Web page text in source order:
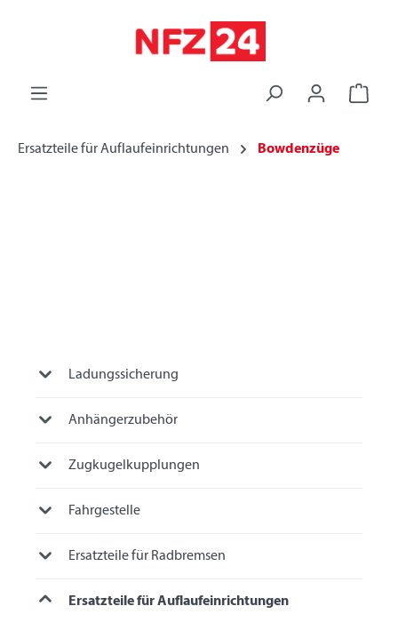
Ersatzteile für Auflaufeinrichtungen Bowdenzüge
Ladungssicherung
Anhängerzubehör
Zugkugelkupplungen
Fahrgestelle
Ersatzteile für Radbremsen
Ersatzteile für Auflaufeinrichtungen